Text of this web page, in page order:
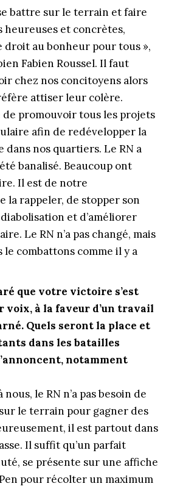
battre sur le terrain et faire
heureuses et concrètes,
droit au bonheur pour tous »,
Fabien Roussel. Il faut
chez nos concitoyens alors
attiser leur colère.
de promouvoir tous les projets
afin de redévelopper la
nos quartiers. Le RN a
banalisé. Beaucoup ont
Il est de notre
la rappeler, de stopper son
et d’améliorer
Le RN n’a pas changé, mais
combattons comme il y a
que votre victoire s’est
voix, à la faveur d’un travail
Quels seront la place et
dans les batailles
notamment
le RN n’a pas besoin de
le terrain pour gagner des
il est partout dans
Il suffit qu’un parfait
se présente sur une affiche
pour récolter un maximum